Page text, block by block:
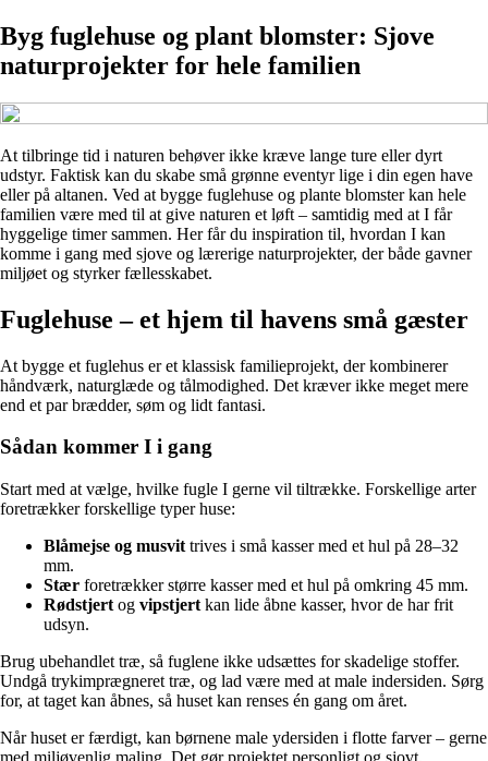
Byg fuglehuse og plant blomster: Sjove
naturprojekter for hele familien
At tilbringe tid i naturen behøver ikke kræve lange ture eller dyrt
udstyr. Faktisk kan du skabe små grønne eventyr lige i din egen have
eller på altanen. Ved at bygge fuglehuse og plante blomster kan hele
familien være med til at give naturen et løft – samtidig med at I får
hyggelige timer sammen. Her får du inspiration til, hvordan I kan
komme i gang med sjove og lærerige naturprojekter, der både gavner
miljøet og styrker fællesskabet.
Fuglehuse – et hjem til havens små gæster
At bygge et fuglehus er et klassisk familieprojekt, der kombinerer
håndværk, naturglæde og tålmodighed. Det kræver ikke meget mere
end et par brædder, søm og lidt fantasi.
Sådan kommer I i gang
Start med at vælge, hvilke fugle I gerne vil tiltrække. Forskellige arter
foretrækker forskellige typer huse:
Blåmejse og musvit trives i små kasser med et hul på 28–32
mm.
Stær foretrækker større kasser med et hul på omkring 45 mm.
Rødstjert og vipstjert kan lide åbne kasser, hvor de har frit
udsyn.
Brug ubehandlet træ, så fuglene ikke udsættes for skadelige stoffer.
Undgå trykimprægneret træ, og lad være med at male indersiden. Sørg
for, at taget kan åbnes, så huset kan renses én gang om året.
Når huset er færdigt, kan børnene male ydersiden i flotte farver – gerne
med miljøvenlig maling. Det gør projektet personligt og sjovt.